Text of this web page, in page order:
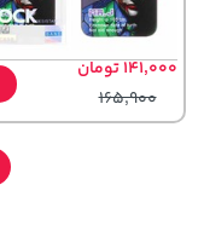
141,000 تومان
165,900